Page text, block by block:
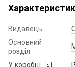
Видавець
Основний
розділ
У коробці